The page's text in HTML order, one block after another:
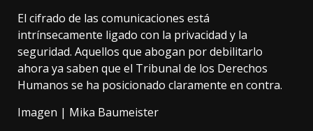
El cifrado de las comunicaciones está
intrínsecamente ligado con la privacidad y la
seguridad. Aquellos que abogan por debilitarlo
ahora ya saben que el Tribunal de los Derechos
Humanos se ha posicionado claramente en contra.
Imagen | Mika Baumeister